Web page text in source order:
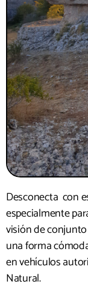
Desconecta con
especialmente
visión de
una forma
en vehículos
Natural.